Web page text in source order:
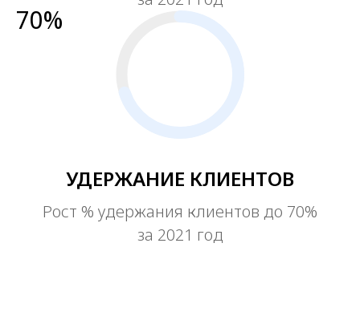
70%
УДЕРЖАНИЕ КЛИЕНТОВ
Рост % удержания клиентов до 70%
за 2021 год